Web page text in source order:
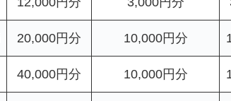
20,000円分 10,000円分
40,000円分 10,000円分